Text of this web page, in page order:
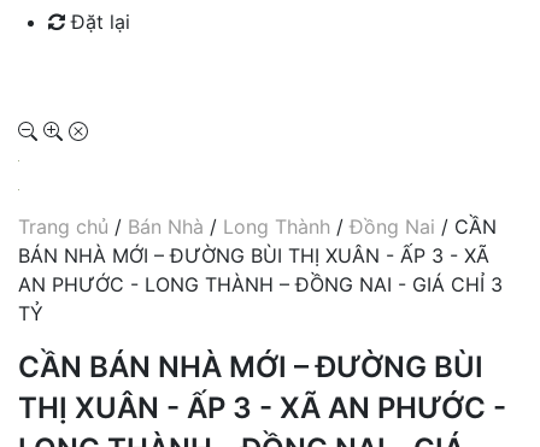
Đặt lại
Trang chủ / Bán Nhà / Long Thành / Đồng Nai / CẦN
BÁN NHÀ MỚI – ĐƯỜNG BÙI THỊ XUÂN - ẤP 3 - XÃ
AN PHƯỚC - LONG THÀNH – ĐỒNG NAI - GIÁ CHỈ 3
TỶ
CẦN BÁN NHÀ MỚI – ĐƯỜNG BÙI
THỊ XUÂN - ẤP 3 - XÃ AN PHƯỚC -